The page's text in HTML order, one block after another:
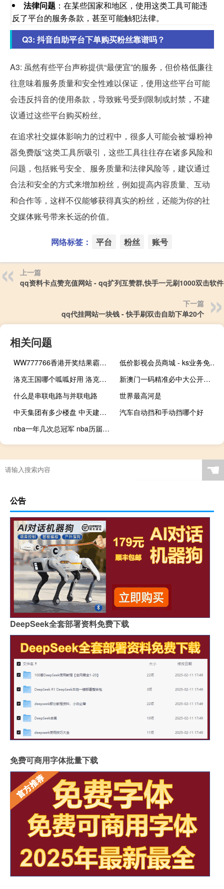
法律问题 ：在某些国家和地区，使用这类工具可能违
反了平台的服务条款，甚至可能触犯法律。
Q3: 抖音自助平台下单购买粉丝靠谱吗？
A3: 虽然有些平台声称提供“最便宜”的服务，但价格低廉往
往意味着服务质量和安全性难以保证，使用这些平台可能
会违反抖音的使用条款，导致账号受到限制或封禁，不建
议通过这些平台购买粉丝。
在追求社交媒体影响力的过程中，很多人可能会被“爆粉神
器免费版”这类工具所吸引，这些工具往往存在诸多风险和
问题，包括账号安全、服务质量和法律风险等，建议通过
合法和安全的方式来增加粉丝，例如提高内容质量、互动
和合作等，这样不仅能够获得真实的粉丝，还能为你的社
交媒体账号带来长远的价值。
网络标签： 平台 粉丝 账号
上一篇
qq资料卡点赞充值网站 - qq扩列互赞群,快手一元刷1000双击软件
下一篇
qq代挂网站一块钱 - 快手刷双击自助下单20个
相关问题
WW777766香港开奖结果霸气包：澳门期期中一肖l-通俗的解释解答-2123.V1.106
低价影视会员商城 - ks业务免费下单平台_快手刷双击1元100个双击
洛克王国哪个呱呱好用 洛克王国少林呱呱技能表
新澳门一码精准必中大公开网站,前车可鉴精选解释落实_网页版78.78.79
什么是串联电路与并联电路
世界最高河是
中天集团有多少楼盘 中天建设集团有限公司
汽车自动挡和手动挡哪个好
nba一年几次总冠军 nba历届总冠军一览表
☚
公告
DeepSeek全套部署资料免费下载
免费可商用字体批量下载